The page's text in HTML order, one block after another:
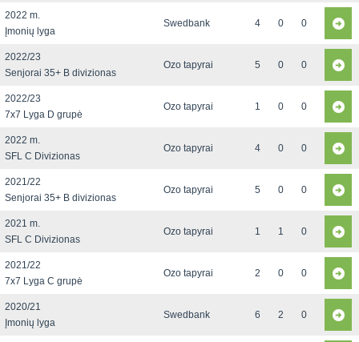
2022 m.
Įmonių lyga
Swedbank 4 0 0
2022/23
Senjorai 35+ B divizionas
Ozo tapyrai 5 0 0
2022/23
7x7 Lyga D grupė
Ozo tapyrai 1 0 0
2022 m.
SFL C Divizionas
Ozo tapyrai 4 0 0
2021/22
Senjorai 35+ B divizionas
Ozo tapyrai 5 0 0
2021 m.
SFL C Divizionas
Ozo tapyrai 1 1 0
2021/22
7x7 Lyga C grupė
Ozo tapyrai 2 0 0
2020/21
Įmonių lyga
Swedbank 6 2 0